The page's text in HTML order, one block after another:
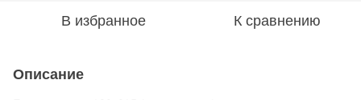
В избранное К сравнению
Описание